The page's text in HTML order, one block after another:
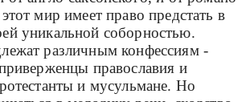
мир имеет право предстать в
уникальной соборностью.
различным конфессиям -
православия и
и мусульмане. Но